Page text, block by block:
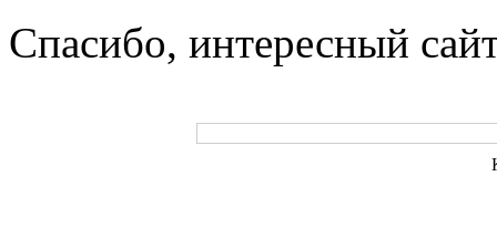
Спасибо, интересный